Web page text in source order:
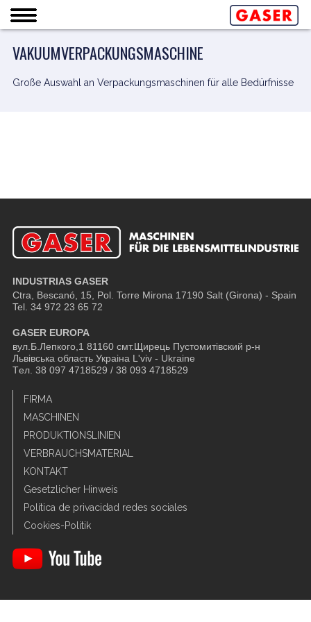
VAKUUMVERPACKUNGSMASCHINE
Große Auswahl an Verpackungsmaschinen für alle Bedürfnisse
INDUSTRIAS GASER
Ctra, Bescanó, 15, Pol. Torre Mirona 17190 Salt (Girona) - Spain
Tel. 34 972 23 65 72
GASER EUROPA
вул.Б.Лепкого,1 81160 смт.Щирець Пустомитівский р-н
Львівська область Украіна L'viv - Ukraine
Tел. 38 097 4718529 / 38 093 4718529
FIRMA
MASCHINEN
PRODUKTIONSLINIEN
VERBRAUCHSMATERIAL
KONTAKT
Gesetzlicher Hinweis
Política de privacidad redes sociales
Cookies-Politik